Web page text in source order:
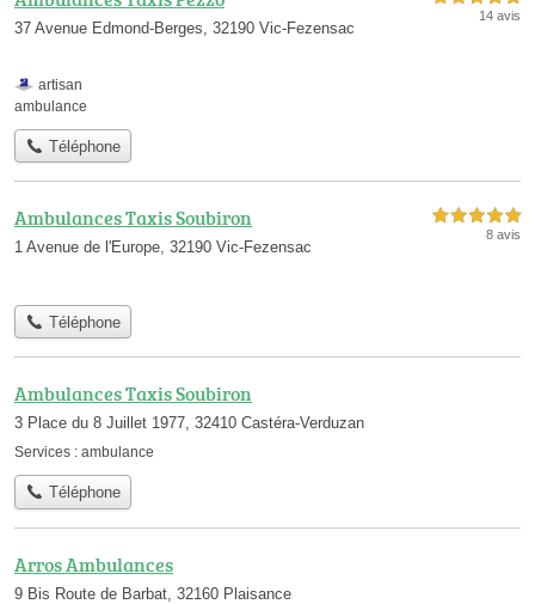
37 Avenue Edmond-Berges, 32190 Vic-Fezensac
14 avis
artisan
ambulance
Téléphone
Ambulances Taxis Soubiron
1 Avenue de l'Europe, 32190 Vic-Fezensac
5,0 étoiles sur 5
8 avis
Téléphone
Ambulances Taxis Soubiron
3 Place du 8 Juillet 1977, 32410 Castéra-Verduzan
Services : ambulance
Téléphone
Arros Ambulances
9 Bis Route de Barbat, 32160 Plaisance